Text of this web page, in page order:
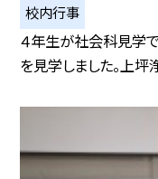
校内行事
４年生が社会科見学で
を見学しました。上坪